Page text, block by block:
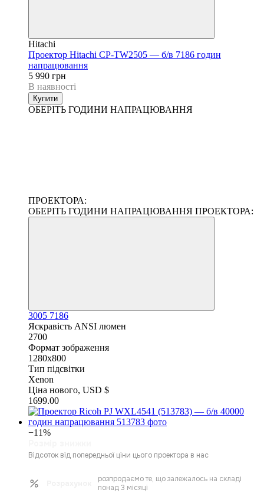
Hitachi
Проектор Hitachi CP-TW2505 — б/в 7186 годин
напрацювання
5 990 грн
В наявності
Купити
ОБЕРІТЬ ГОДИНИ НАПРАЦЮВАННЯ
ПРОЕКТОРА:
ОБЕРІТЬ ГОДИНИ НАПРАЦЮВАННЯ ПРОЕКТОРА:
3005 7186
Яскравість ANSI люмен
2700
Формат зображення
1280x800
Тип підсвітки
Xenon
Ціна нового, USD $
1699.00
−11%
Відсоток від попередньої ціни цього проектора в нас
розпродаємо те, що залежалось на складі
понад 3 місяці